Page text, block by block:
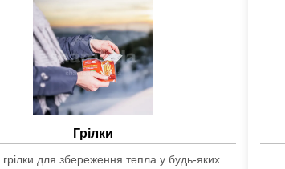
Грілки
грілки для збереження тепла у будь-яких